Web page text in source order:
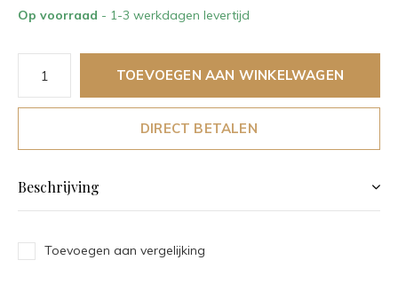
Op voorraad - 1-3 werkdagen levertijd
TOEVOEGEN AAN WINKELWAGEN
DIRECT BETALEN
Beschrijving
Toevoegen aan vergelijking